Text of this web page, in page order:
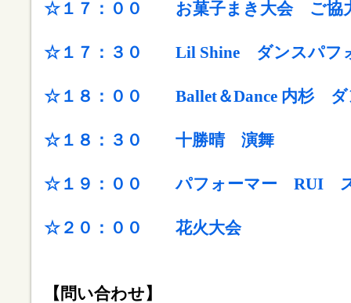
☆１７：００ お菓子まき大会 ご協
☆１７：３０ Lil Shine ダンスパフ
☆１８：００ Ballet＆Dance 内杉
☆１８：３０ 十勝晴 演舞
☆１９：００ パフォーマー RUI ス
☆２０：００ 花火大会
【問い合わせ】